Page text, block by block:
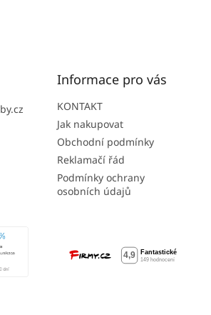
Informace pro vás
KONTAKT
Jak nakupovat
Obchodní podmínky
Reklamačí řád
Podmínky ochrany
osobních údajů